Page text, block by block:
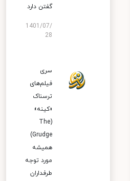
گفتن دارد
1401/07/
28
سری
فیلم‌های
ترسناک
«کینه»
(The
Grudge)
همیشه
مورد توجه
طرفداران